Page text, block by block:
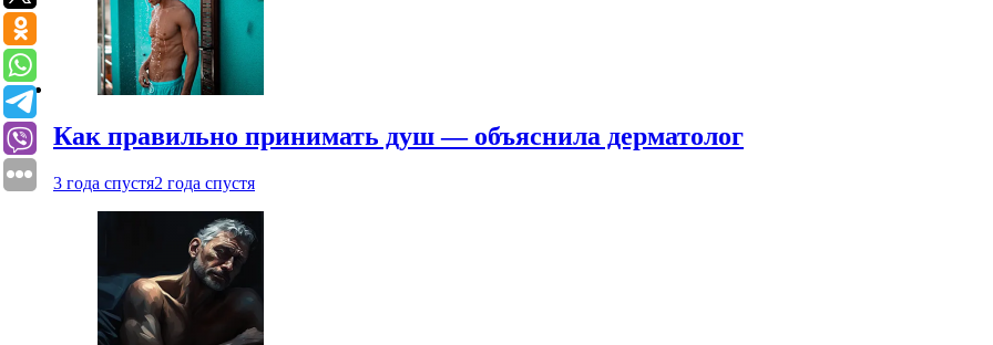
Как правильно принимать душ — объяснила дерматолог
3 года спустя2 года спустя